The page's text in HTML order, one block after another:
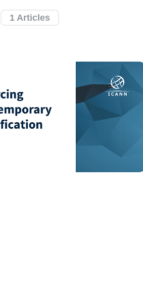
1 Articles